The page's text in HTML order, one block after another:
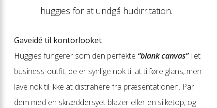
huggies for at undgå hudirritation.
Gaveidé til kontorlooket
Huggies fungerer som den perfekte “blank canvas”i et
business-outfit: de er synlige nok til at tilføre glans, men
lave nok til ikke at distrahere fra præsentationen. Par
dem med en skræddersyet blazer eller en silketop, og